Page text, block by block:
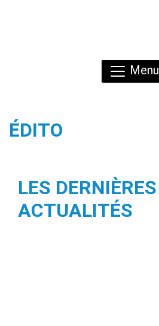
Menu
ÉDITO
LES DERNIÈRES
ACTUALITÉS